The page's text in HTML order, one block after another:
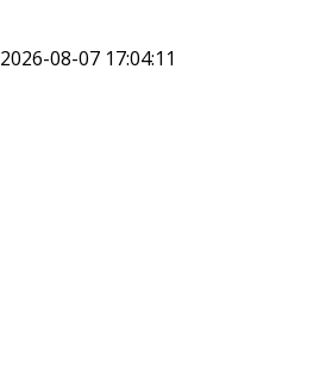
2026-08-07 17:04:11